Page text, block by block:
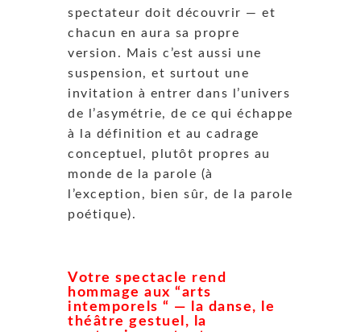
spectateur doit découvrir — et
chacun en aura sa propre
version.
Mais c’est aussi une
suspension, et surtout une
invitation à entrer dans l’univers
de l’asymétrie, de ce qui échappe
à la définition et au cadrage
conceptuel, plutôt propres au
monde de la parole (à
l’exception, bien sûr, de la parole
poétique).
Votre spectacle rend
hommage aux “arts
intemporels “ — la danse, le
théâtre gestuel, la